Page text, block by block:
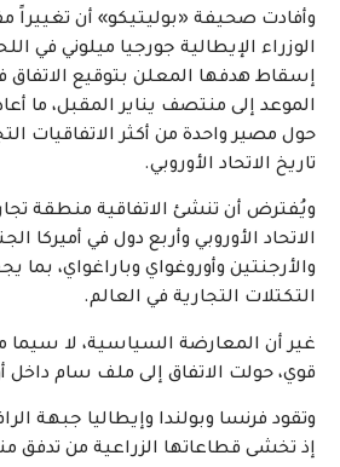
وأفادت صحيفة «بوليتيكو» أن تغييراً
الوزراء الإيطالية جورجيا ميلوني في
الموعد إلى منتصف يناير المقبل، ما
حول مصير واحدة من أكثر الاتفاقيات
تاريخ الاتحاد الأوروبي.
ويُفترض أن تنشئ الاتفاقية منطقة
الاتحاد الأوروبي وأربع دول في أميركا
والأرجنتين وأوروغواي وباراغواي، بما
التكتلات التجارية في العالم.
غير أن المعارضة السياسية، لا سيما
قوي، حولت الاتفاق إلى ملف سام داخل
وتقود فرنسا وبولندا وإيطاليا جبهة
إذ تخشى قطاعاتها الزراعية من تدفق